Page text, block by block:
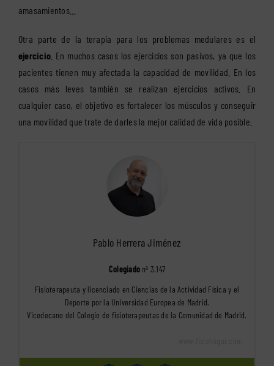
amasamientos…
Otra parte de la terapia para los problemas medulares es el
ejercicio . En muchos casos los ejercicios son pasivos, ya que los
pacientes tienen muy afectada la capacidad de movilidad. En los
casos más leves también se realizan ejercicios activos. En
cualquier caso, el objetivo es fortalecer los músculos y conseguir
una movilidad que trate de darles la mejor calidad de vida posible.
Pablo Herrera Jiménez
Colegiado nº 3.147
Fisioterapeuta y licenciado en Ciencias de la Actividad Física y el
Deporte por la Universidad Europea de Madrid.
Vicedecano del Colegio de fisioterapeutas de la Comunidad de Madrid.